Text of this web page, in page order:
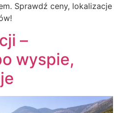
Sprawdź ceny, lokalizacje
–
wyspie,